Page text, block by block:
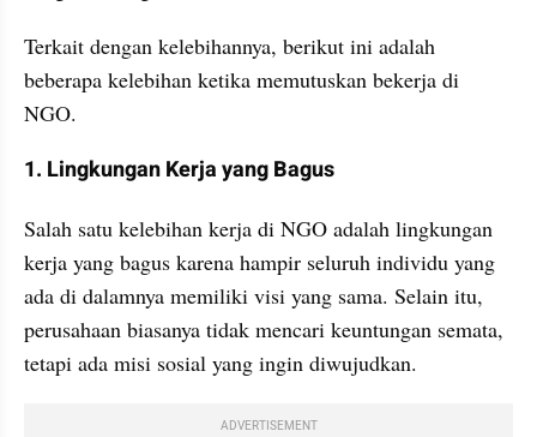
Terkait dengan kelebihannya, berikut ini adalah
beberapa kelebihan ketika memutuskan bekerja di
NGO.
1. Lingkungan Kerja yang Bagus
Salah satu kelebihan kerja di NGO adalah lingkungan
kerja yang bagus karena hampir seluruh individu yang
ada di dalamnya memiliki visi yang sama. Selain itu,
perusahaan biasanya tidak mencari keuntungan semata,
tetapi ada misi sosial yang ingin diwujudkan.
ADVERTISEMENT